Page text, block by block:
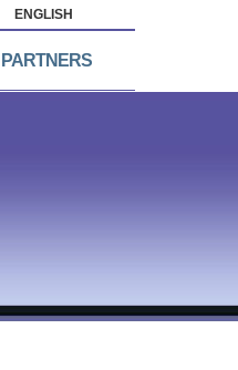
ENGLISH
PARTNERS